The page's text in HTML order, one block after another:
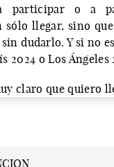
participar o a
sólo llegar, sino
dudarlo. Y si no
2024 o Los Ángeles